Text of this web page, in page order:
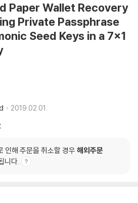
Paper Wallet Recovery
Private Passphrase
Seed Keys in a 7x1
2019.02.01.
인해 주문을 취소할 경우 해외주문
니다.